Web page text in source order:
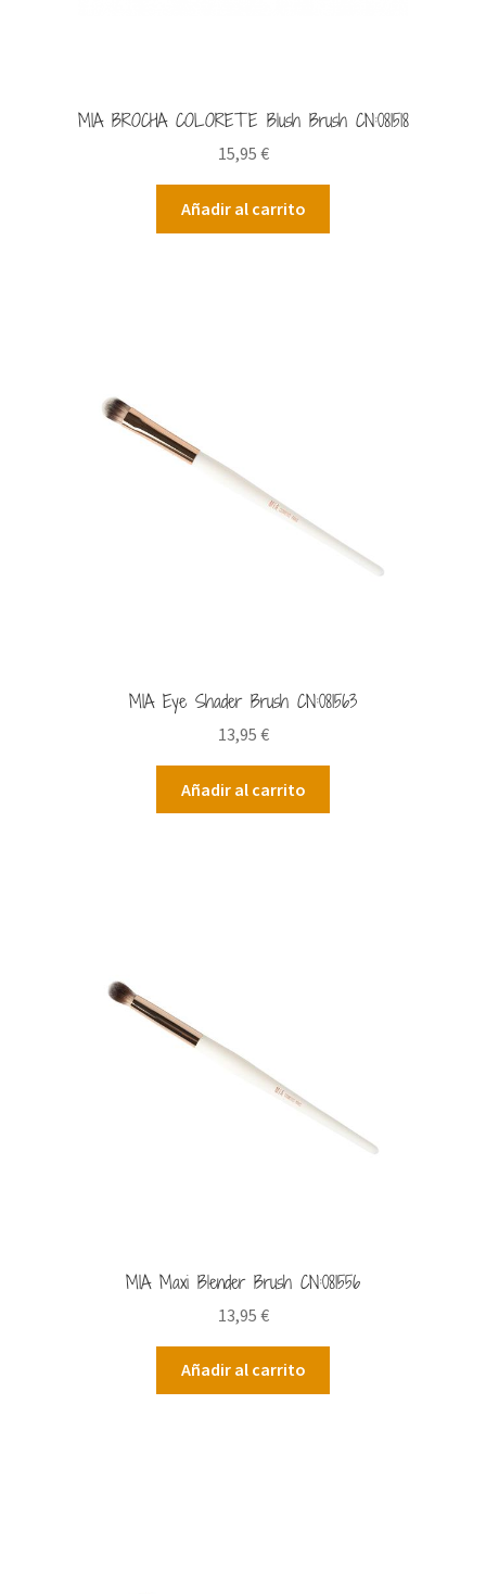
MIA BROCHA COLORETE Blush Brush CN:081518
15,95 €
Añadir al carrito
MIA Eye Shader Brush CN:081563
13,95 €
Añadir al carrito
MIA Maxi Blender Brush CN:081556
13,95 €
Añadir al carrito